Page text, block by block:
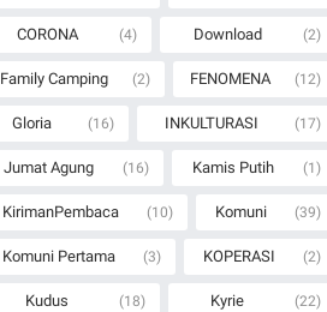
CORONA (4) Download (2)
Family Camping (2) FENOMENA (12)
Gloria (16) INKULTURASI (17)
Jumat Agung (16) Kamis Putih (1)
KirimanPembaca (10) Komuni (39)
Komuni Pertama (3) KOPERASI (2)
Kudus (18) Kyrie (22)